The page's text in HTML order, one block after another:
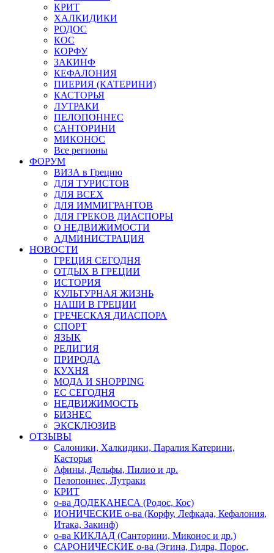
КРИТ
ХАЛКИДИКИ
РОДОС
КОС
КОРФУ
ЗАКИНФ
КЕФАЛОНИЯ
ПИЕРИЯ (КАТЕРИНИ)
КАСТОРЬЯ
ЛУТРАКИ
ПЕЛОПОННЕС
САНТОРИНИ
МИКОНОС
Все регионы
ФОРУМ
ВИЗА в Грецию
ДЛЯ ТУРИСТОВ
ДЛЯ ВСЕХ
ДЛЯ ИММИГРАНТОВ
ДЛЯ ГРЕКОВ ДИАСПОРЫ
О НЕДВИЖИМОСТИ
АДМИНИСТРАЦИЯ
НОВОСТИ
ГРЕЦИЯ СЕГОДНЯ
ОТДЫХ В ГРЕЦИИ
ИСТОРИЯ
КУЛЬТУРНАЯ ЖИЗНЬ
НАШИ В ГРЕЦИИ
ГРЕЧЕСКАЯ ДИАСПОРА
СПОРТ
ЯЗЫК
РЕЛИГИЯ
ПРИРОДА
КУХНЯ
МОДА И SHOPPING
ЕС СЕГОДНЯ
НЕДВИЖИМОСТЬ
БИЗНЕС
ЭКСКЛЮЗИВ
ОТЗЫВЫ
Салоники, Халкидики, Паралия Катерини,
Касторья
Афины, Дельфы, Пилио и др.
Пелопоннес, Лутраки
КРИТ
о-ва ДОДЕКАНЕСА (Родос, Кос)
ИОНИЧЕСКИЕ о-ва (Корфу, Лефкада, Кефалония,
Итака, Закинф)
о-ва КИКЛАД (Санторини, Миконос и др.)
САРОНИЧЕСКИЕ о-ва (Эгина, Гидра, Порос,